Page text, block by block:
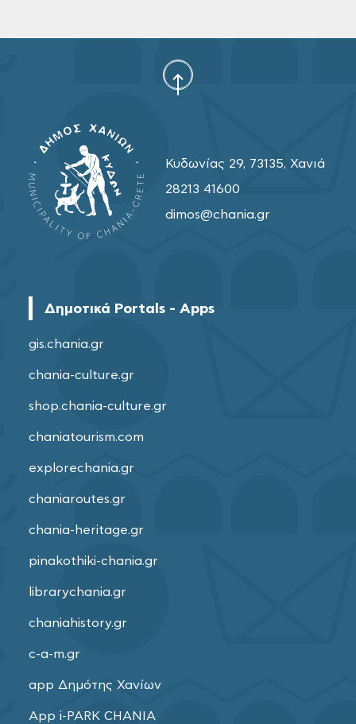
Κυδωνίας 29, 73135, Χανιά
28213 41600
dimos@chania.gr
Δημοτικά Portals - Apps
gis.chania.gr
chania-culture.gr
shop.chania-culture.gr
chaniatourism.com
explorechania.gr
chaniaroutes.gr
chania-heritage.gr
pinakothiki-chania.gr
librarychania.gr
chaniahistory.gr
c-a-m.gr
app Δημότης Χανίων
App i-PARK CHANIA